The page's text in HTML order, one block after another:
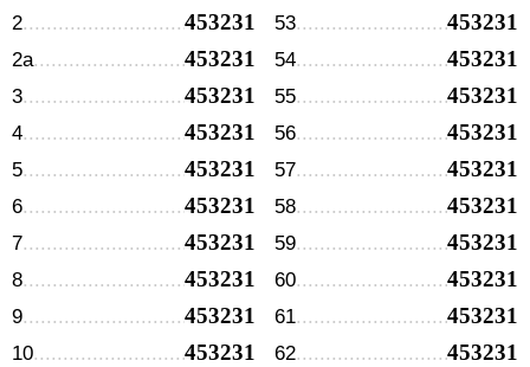
2 453231
2а 453231
3 453231
4 453231
5 453231
6 453231
7 453231
8 453231
9 453231
10 453231
53 453231
54 453231
55 453231
56 453231
57 453231
58 453231
59 453231
60 453231
61 453231
62 453231